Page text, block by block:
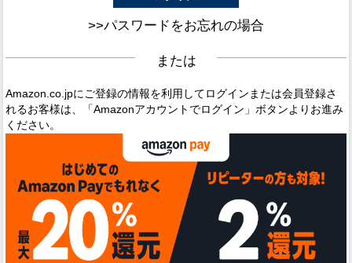
>>パスワードをお忘れの場合
または
Amazon.co.jpにご登録の情報を利用してログインまたは会員登録さ
れるお客様は、「Amazonアカウントでログイン」ボタンよりお進み
ください。